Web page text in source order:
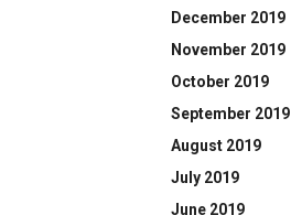
December 2019
November 2019
October 2019
September 2019
August 2019
July 2019
June 2019